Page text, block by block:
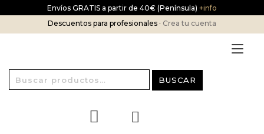
al
contenido
Envíos GRATIS a partir de 40€ (Península) +info
Descuentos para profesionales · Crea tu cuenta
Buscar
por:
BUSCAR